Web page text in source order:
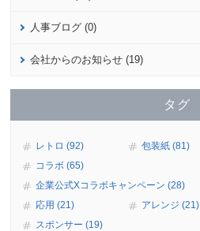
人事ブログ (0)
会社からのお知らせ (19)
タグ
レトロ (92) 包装紙 (81)
コラボ (65)
企業公式Xコラボキャンペーン (28)
応用 (21)
アレンジ (21)
スポンサー (19)